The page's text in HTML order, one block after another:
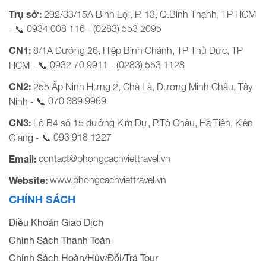
Trụ sở: 292/33/15A Bình Lợi, P. 13, Q.Bình Thạnh, TP HCM
- 📞 0934 008 116 - (0283) 553 2095
CN1: 8/1A Đường 26, Hiệp Bình Chánh, TP Thủ Đức, TP
HCM - 📞 0932 70 9911 - (0283) 553 1128
CN2: 255 Ấp Ninh Hưng 2, Chà Là, Dương Minh Châu, Tây
Ninh - 📞 070 389 9969
CN3: Lô B4 số 15 đường Kim Dự, P.Tô Châu, Hà Tiên, Kiên
Giang - 📞 093 918 1227
Email: contact@phongcachviettravel.vn
Website: www.phongcachviettravel.vn
CHÍNH SÁCH
Điều Khoản Giao Dịch
Chính Sách Thanh Toán
Chính Sách Hoàn/Hủy/Đổi/Trả Tour